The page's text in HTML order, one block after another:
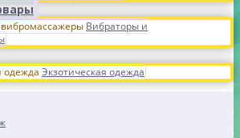
Вибраторы и
Экзотическая одежда